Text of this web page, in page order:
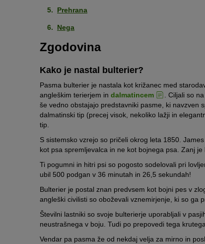
Prehrana
Nega
Zgodovina
Kako je nastal bulterier?
Pasma bulterier je nastala kot križanec med
angleškim terierjem in dalmatincem
. Ciljali so
še vedno obstajajo predstavniki pasme, ki navzven
dalmatinski tip (precej visok, nekoliko lažji in
tip.
S sistemsko vzrejo so pričeli okrog leta 1850.
kot psa spremljevalca in ne kot bojnega psa. Zanj
Ti pogumni in hitri psi so pogosto sodelovali pri
ubil 500 podgan v 36 minutah in 26,5 sekundah!
Bulterier je postal znan predvsem kot bojni pes v
angleški civilisti so oboževali vznemirjenje, ki so ga
Številni lastniki so svoje bulterierje uporabljali v
neustrašnega v boju. Tudi po prepovedi tega
Vendar pa pasma že od nekdaj velja za mirno in